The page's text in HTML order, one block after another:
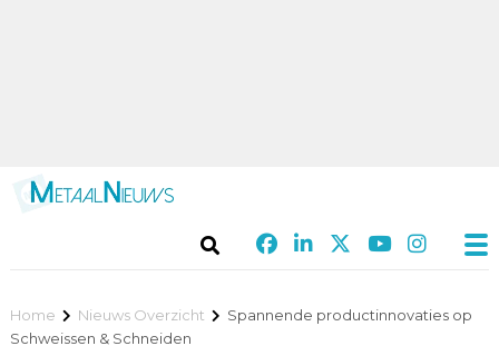
Home Nieuws Overzicht
Spannende productinnovaties op
Schweissen & Schneiden